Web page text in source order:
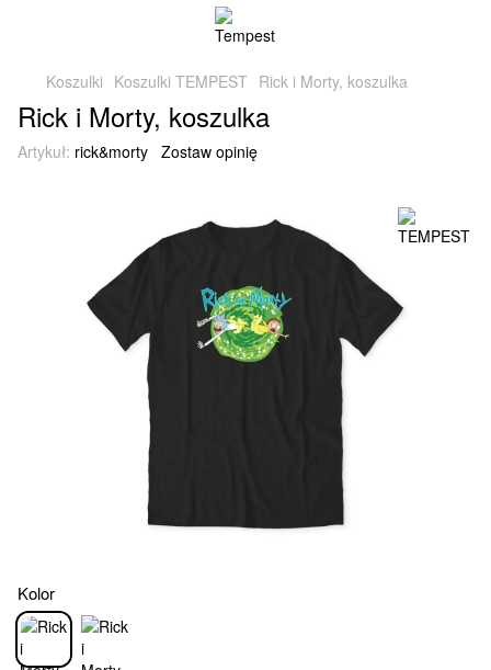
Koszulki Koszulki TEMPEST Rick i Morty, koszulka
Rick i Morty, koszulka
Artykuł: rick&morty Zostaw opinię
Kolor